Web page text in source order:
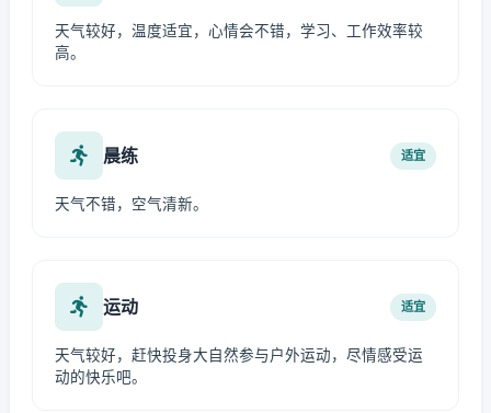
天气较好，温度适宜，心情会不错，学习、工作效率较
高。
晨练 适宜
天气不错，空气清新。
运动 适宜
天气较好，赶快投身大自然参与户外运动，尽情感受运
动的快乐吧。